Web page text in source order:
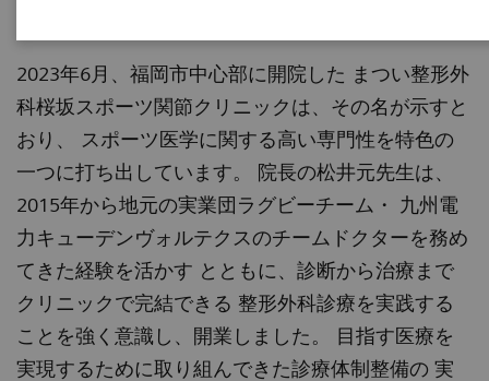
2023年6月、福岡市中心部に開院した まつい整形外
科桜坂スポーツ関節クリニックは、その名が示すと
おり、 スポーツ医学に関する高い専門性を特色の
一つに打ち出しています。 院長の松井元先生は、
2015年から地元の実業団ラグビーチーム・ 九州電
力キューデンヴォルテクスのチームドクターを務め
てきた経験を活かす とともに、診断から治療まで
クリニックで完結できる 整形外科診療を実践する
ことを強く意識し、開業しました。 目指す医療を
実現するために取り組んできた診療体制整備の 実